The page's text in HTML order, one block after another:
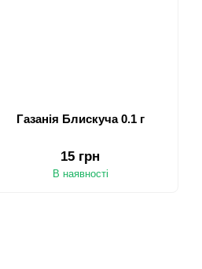
Газанія Блискуча 0.1 г
15 грн
В наявності